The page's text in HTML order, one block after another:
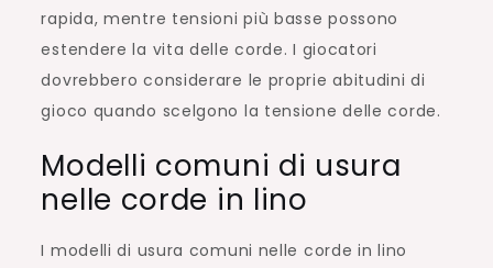
rapida, mentre tensioni più basse possono
estendere la vita delle corde. I giocatori
dovrebbero considerare le proprie abitudini di
gioco quando scelgono la tensione delle corde.
Modelli comuni di usura
nelle corde in lino
I modelli di usura comuni nelle corde in lino